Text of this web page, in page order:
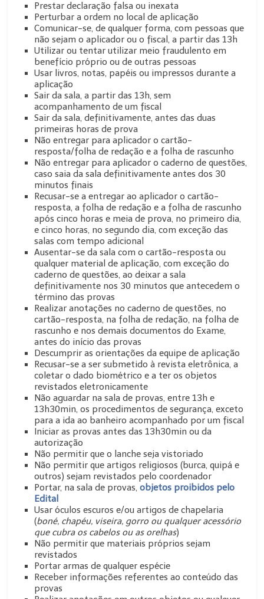
Prestar declaração falsa ou inexata
Perturbar a ordem no local de aplicação
Comunicar-se, de qualquer forma, com pessoas que
não sejam o aplicador ou o fiscal, a partir das 13h
Utilizar ou tentar utilizar meio fraudulento em
benefício próprio ou de outras pessoas
Usar livros, notas, papéis ou impressos durante a
aplicação
Sair da sala, a partir das 13h, sem
acompanhamento de um fiscal
Sair da sala, definitivamente, antes das duas
primeiras horas de prova
Não entregar para aplicador o cartão-
resposta/folha de redação e a folha de rascunho
Não entregar para aplicador o caderno de questões,
caso saia da sala definitivamente antes dos 30
minutos finais
Recusar-se a entregar ao aplicador o cartão-
resposta, a folha de redação e a folha de rascunho
após cinco horas e meia de prova, no primeiro dia,
e cinco horas, no segundo dia, com exceção das
salas com tempo adicional
Ausentar-se da sala com o cartão-resposta ou
qualquer material de aplicação, com exceção do
caderno de questões, ao deixar a sala
definitivamente nos 30 minutos que antecedem o
término das provas
Realizar anotações no caderno de questões, no
cartão-resposta, na folha de redação, na folha de
rascunho e nos demais documentos do Exame,
antes do início das provas
Descumprir as orientações da equipe de aplicação
Recusar-se a ser submetido à revista eletrônica, a
coletar o dado biométrico e a ter os objetos
revistados eletronicamente
Não aguardar na sala de provas, entre 13h e
13h30min, os procedimentos de segurança, exceto
para a ida ao banheiro acompanhado por um fiscal
Iniciar as provas antes das 13h30min ou da
autorização
Não permitir que o lanche seja vistoriado
Não permitir que artigos religiosos (burca, quipá e
outros) sejam revistados pelo coordenador
Portar, na sala de provas,objetos proibidos pelo
Edital
Usar óculos escuros e/ou artigos de chapelaria
(boné, chapéu, viseira, gorro ou qualquer acessório
que cubra os cabelos ou as orelhas)
Não permitir que materiais próprios sejam
revistados
Portar armas de qualquer espécie
Receber informações referentes ao conteúdo das
provas